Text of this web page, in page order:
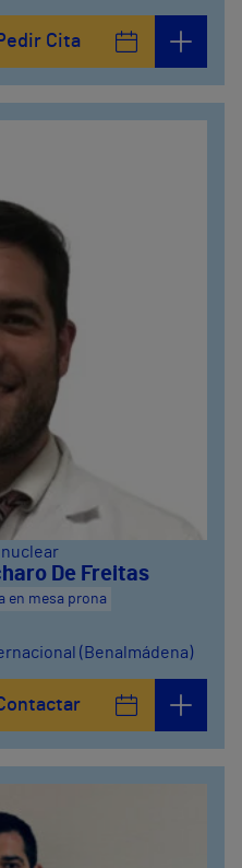
Cita
nuclear
De Freitas
en mesa prona
(Benalmádena)